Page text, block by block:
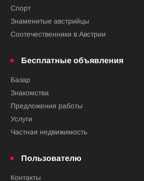
Спорт
Знаменитые австрийцы
Соотечественники в Австрии
Бесплатные объявления
Базар
Знакомства
Предложения работы
Услуги
Частная недвижимость
Пользователю
Контакты